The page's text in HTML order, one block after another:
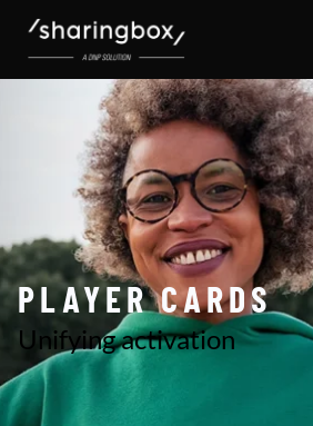
PLAYER CARDS
Unifying activation